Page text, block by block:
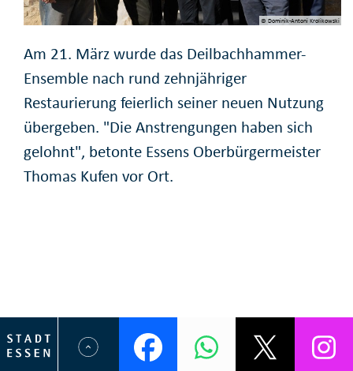
© Dominik-Antoni Krolikowski
Am 21. März wurde das Deilbachhammer-
Ensemble nach rund zehnjähriger
Restaurierung feierlich seiner neuen Nutzung
übergeben. "Die Anstrengungen haben sich
gelohnt", betonte Essens Oberbürgermeister
Thomas Kufen vor Ort.